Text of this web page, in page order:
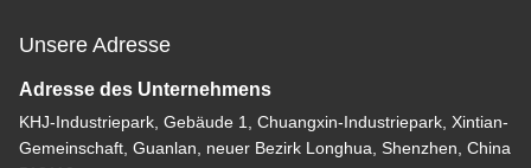
Unsere Adresse
Adresse des Unternehmens
KHJ-Industriepark, Gebäude 1, Chuangxin-Industriepark, Xintian-
Gemeinschaft, Guanlan, neuer Bezirk Longhua, Shenzhen, China